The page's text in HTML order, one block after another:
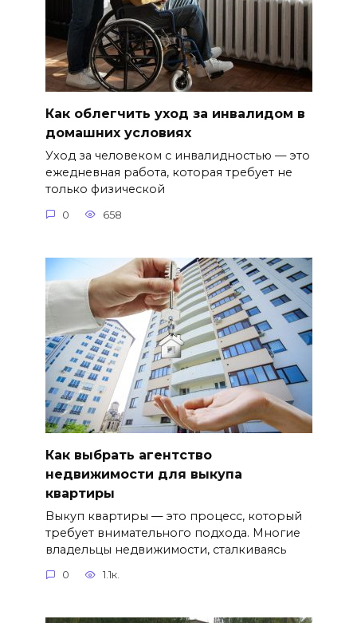
Как облегчить уход за инвалидом в
домашних условиях
Уход за человеком с инвалидностью — это
ежедневная работа, которая требует не
только физической
0 658
Как выбрать агентство
недвижимости для выкупа
квартиры
Выкуп квартиры — это процесс, который
требует внимательного подхода. Многие
владельцы недвижимости, сталкиваясь
0 1.1к.